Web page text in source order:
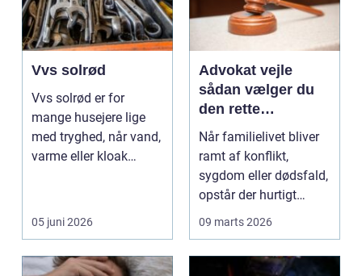
Vvs solrød
Vvs solrød er for
mange husejere lige
med tryghed, når vand,
varme eller kloak
05 juni 2026
Advokat vejle
sådan vælger du
den rette
familieretsadvokat
Når familielivet bliver
ramt af konflikt,
sygdom eller dødsfald,
opstår der hurtigt
spørgsmål, som k...
09 marts 2026